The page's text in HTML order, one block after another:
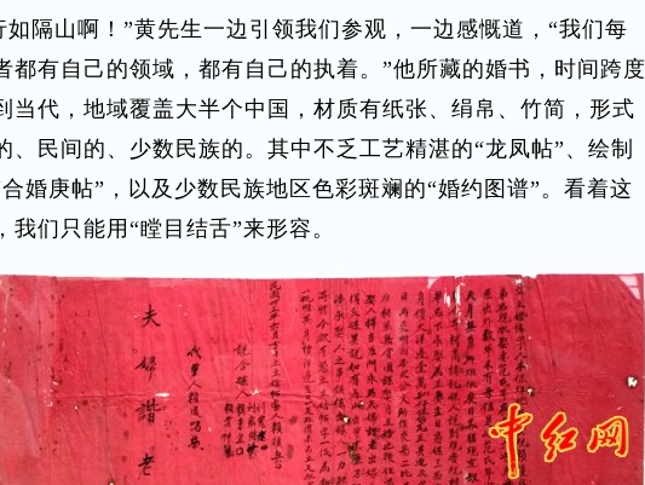
隔山啊！”黄先生一边引领我们参观，一边感慨道，“我们每
都有自己的领域，都有自己的执着。”他所藏的婚书，时间跨度
当代，地域覆盖大半个中国，材质有纸张、绢帛、竹简，形式
、民间的、少数民族的。其中不乏工艺精湛的“龙凤帖”、绘制
婚庚帖”，以及少数民族地区色彩斑斓的“婚约图谱”。看着这
我们只能用“瞠目结舌”来形容。